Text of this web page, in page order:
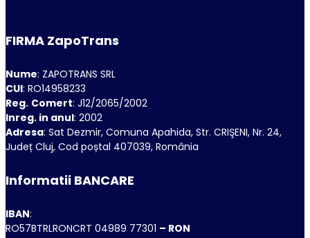
FIRMA ZapoTrans
Nume: ZAPOTRANS SRL
CUI: RO14958233
Reg. Comert: J12/2065/2002
Inreg. in anul: 2002
Adresa: Sat Dezmir, Comuna Apahida, Str. CRIŞENI, Nr. 24,
Județ Cluj, Cod poștal 407039, România
Informatii BANCARE
IBAN:
RO57BTRLRONCRT 04989 77301 – RON